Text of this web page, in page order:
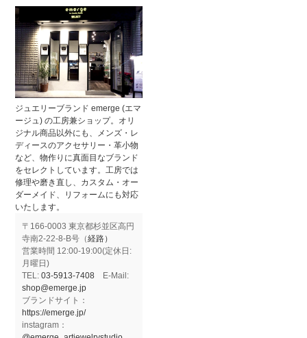
ジュエリーブランド emerge (エマ
ージュ) の工房兼ショップ。オリ
ジナル商品以外にも、メンズ・レ
ディースのアクセサリー・革小物
など、物作りに真面目なブランド
をセレクトしています。工房では
修理や磨き直し、カスタム・オー
ダーメイド、リフォームにも対応
いたします。
〒166-0003 東京都杉並区高円
寺南2-22-8-B号（経路）
営業時間 12:00-19:00(定休日:
月曜日)
TEL:03-5913-7408 E-Mail:
shop@emerge.jp
ブランドサイト：
https://emerge.jp/
instagram：